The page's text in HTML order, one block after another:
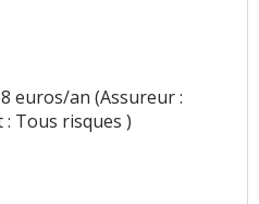
euros/an (Assureur :
: Tous risques )